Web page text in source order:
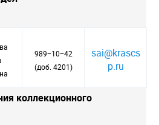
989−10−42
(доб. 4201)
sai@krascs
p.ru
коллекционного